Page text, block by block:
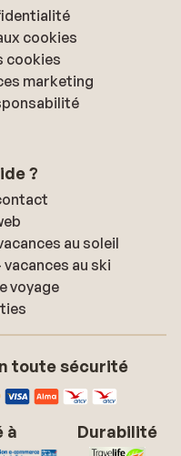
cookies
cookies
marketing
?
au soleil
au ski
voyage
toute sécurité
à Durabilité